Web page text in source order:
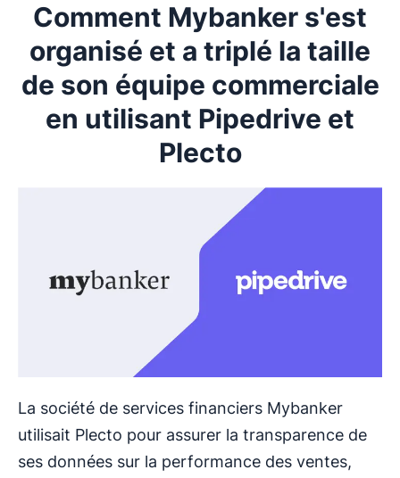
Comment Mybanker s'est
organisé et a triplé la taille
de son équipe commerciale
en utilisant Pipedrive et
Plecto
La société de services financiers Mybanker
utilisait Plecto pour assurer la transparence de
ses données sur la performance des ventes,